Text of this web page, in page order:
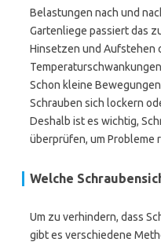
Belastungen nach und
Gartenliege passiert das
Hinsetzen und Aufstehen
Schon kleine
Schrauben sich lockern
Deshalb ist es wichtig,
überprüfen, um Probleme
Welche
Um zu verhindern, dass
gibt es verschiedene